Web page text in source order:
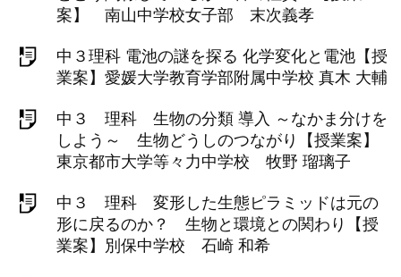
案】 南山中学校女子部 末次義孝
中３理科 電池の謎を探る 化学変化と電池【授
業案】愛媛大学教育学部附属中学校 真木 大輔
中３ 理科 生物の分類 導入 ～なかま分けを
しよう～ 生物どうしのつながり【授業案】
東京都市大学等々力中学校 牧野 瑠璃子
中３ 理科 変形した生態ピラミッドは元の
形に戻るのか？ 生物と環境との関わり【授
業案】別保中学校 石崎 和希